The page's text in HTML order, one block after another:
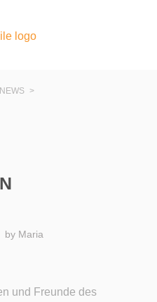
>
by Maria
und Freunde des